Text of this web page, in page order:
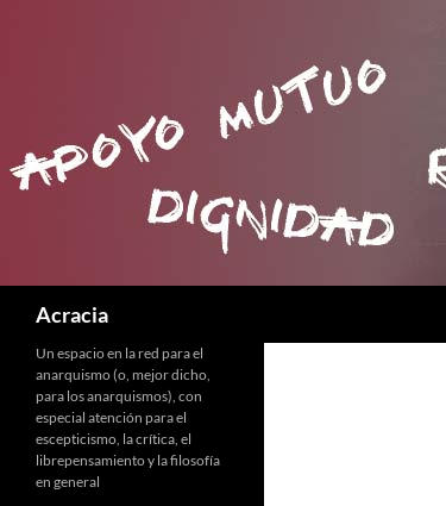
Acracia
Un espacio en la red para el
anarquismo (o, mejor dicho,
para los anarquismos), con
especial atención para el
escepticismo, la crítica, el
librepensamiento y la filosofía
en general